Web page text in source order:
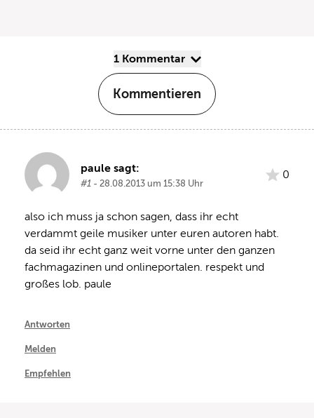
1 Kommentar
Kommentieren
paule sagt:
#1 - 28.08.2013 um 15:38 Uhr
0
also ich muss ja schon sagen, dass ihr echt
verdammt geile musiker unter euren autoren habt.
da seid ihr echt ganz weit vorne unter den ganzen
fachmagazinen und onlineportalen. respekt und
großes lob. paule
Antworten
Melden
Empfehlen